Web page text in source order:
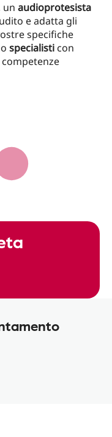
un audioprotesista
e adatta gli
specifiche
specialisti con